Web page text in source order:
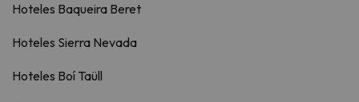
Hoteles Baqueira Beret
Hoteles Sierra Nevada
Hoteles Boí Taüll